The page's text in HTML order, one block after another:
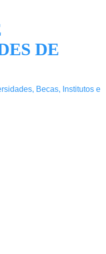
DE
Becas, Institutos e